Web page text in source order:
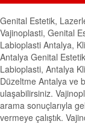
Genital Estetik,
Vajinoplasti, Genital
Labioplasti Antalya,
Antalya Genital
Labioplasti, Antalya
Düzeltme Antalya ve
ulaşabilirsiniz.
arama sonuçlarıyla
vermeye çalıştık.